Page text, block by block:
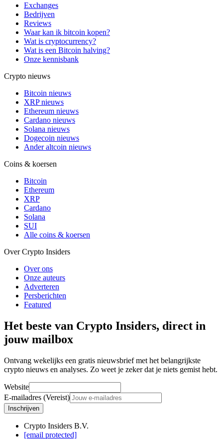
Exchanges
Bedrijven
Reviews
Waar kan ik bitcoin kopen?
Wat is cryptocurrency?
Wat is een Bitcoin halving?
Onze kennisbank
Crypto nieuws
Bitcoin nieuws
XRP nieuws
Ethereum nieuws
Cardano nieuws
Solana nieuws
Dogecoin nieuws
Ander altcoin nieuws
Coins & koersen
Bitcoin
Ethereum
XRP
Cardano
Solana
SUI
Alle coins & koersen
Over Crypto Insiders
Over ons
Onze auteurs
Adverteren
Persberichten
Featured
Het beste van Crypto Insiders, direct in
jouw mailbox
Ontvang wekelijks een gratis nieuwsbrief met het belangrijkste
crypto nieuws en analyses. Zo weet je zeker dat je niets gemist hebt.
Website
E-mailadres (Vereist)
Inschrijven
Crypto Insiders B.V.
[email protected]